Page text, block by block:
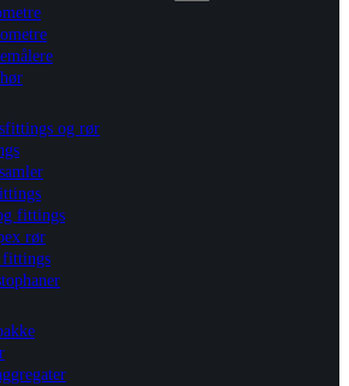
og rør
fittings
rør